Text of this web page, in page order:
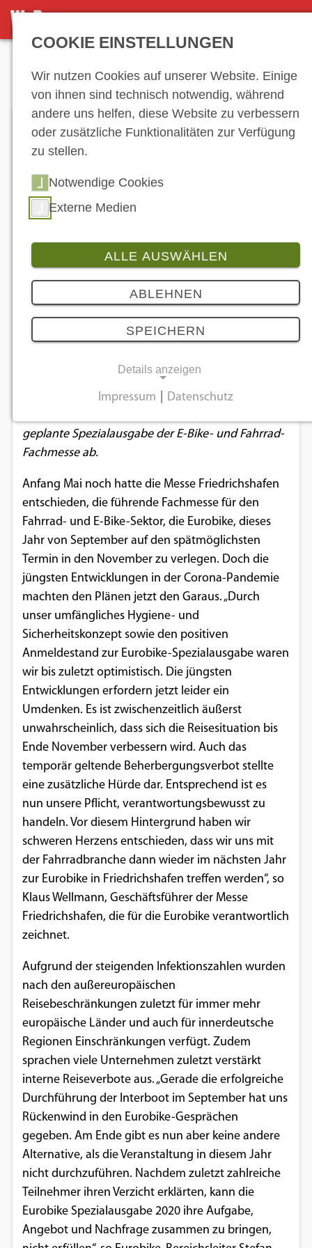
DETAILSEITE
Friedrichshafen. (© EUROBIKE Friedrichshafen)
Fachmesse Eurobike muss vor Corona
kapitulieren
16.10.2020
Veranstalter in Friedrichshafen sagen die eigentlich
geplante Spezialausgabe der E-Bike- und Fahrrad-
Fachmesse ab.
Anfang Mai noch hatte die Messe Friedrichshafen
entschieden, die führende Fachmesse für den
Fahrrad- und E-Bike-Sektor, die Eurobike, dieses
Jahr von September auf den spätmöglichsten
Termin in den November zu verlegen. Doch die
jüngsten Entwicklungen in der Corona-Pandemie
machten den Plänen jetzt den Garaus. „Durch
unser umfängliches Hygiene- und
Sicherheitskonzept sowie den positiven
Anmeldestand zur Eurobike-Spezialausgabe waren
wir bis zuletzt optimistisch. Die jüngsten
Entwicklungen erfordern jetzt leider ein
Umdenken. Es ist zwischenzeitlich äußerst
unwahrscheinlich, dass sich die Reisesituation bis
Ende November verbessern wird. Auch das
temporär geltende Beherbergungsverbot stellte
eine zusätzliche Hürde dar. Entsprechend ist es
nun unsere Pflicht, verantwortungsbewusst zu
handeln. Vor diesem Hintergrund haben wir
schweren Herzens entschieden, dass wir uns mit
der Fahrradbranche dann wieder im nächsten Jahr
zur Eurobike in Friedrichshafen treffen werden“, so
Klaus Wellmann, Geschäftsführer der Messe
Friedrichshafen, die für die Eurobike verantwortlich
zeichnet.
Aufgrund der steigenden Infektionszahlen wurden
nach den außereuropäischen
Reisebeschränkungen zuletzt für immer mehr
europäische Länder und auch für innerdeutsche
Regionen Einschränkungen verfügt. Zudem
sprachen viele Unternehmen zuletzt verstärkt
interne Reiseverbote aus. „Gerade die erfolgreiche
Durchführung der Interboot im September hat uns
Rückenwind in den Eurobike-Gesprächen
gegeben. Am Ende gibt es nun aber keine andere
Alternative, als die Veranstaltung in diesem Jahr
nicht durchzuführen. Nachdem zuletzt zahlreiche
Teilnehmer ihren Verzicht erklärten, kann die
Eurobike Spezialausgabe 2020 ihre Aufgabe,
Angebot und Nachfrage zusammen zu bringen,
COOKIE EINSTELLUNGEN
Wir nutzen Cookies auf unserer Website. Einige
von ihnen sind technisch notwendig, während
andere uns helfen, diese Website zu verbessern
oder zusätzliche Funktionalitäten zur Verfügung
zu stellen.
Notwendige Cookies
Externe Medien
ALLE AUSWÄHLEN
ABLEHNEN
SPEICHERN
Details anzeigen
Notwendige Cookies ermöglichen
grundlegende Funktionen und sind für die
erforderlich.
Einverständnis-Cookie
Name:
cookie_consent
Dieser Cookie speichert die ausgewählten
Einverständnis-Optionen des Benutzers
Cookie Laufzeit:
1 Jahr
EXTERNE MEDIEN
Um Inhalte von Videoplattformen und
Social Media Plattformen anzeigen zu
können, werden von diesen externen
Medien Cookies gesetzt.
YouTube
Vimeo
Anbieter:
Google
Impressum Datenschutz